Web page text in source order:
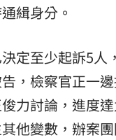
緝身分。
定至少起訴5人
，檢察官正一
力討論，進度
他變數，辦案